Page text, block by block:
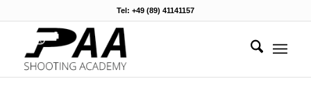
Tel: +49 (89) 41141157